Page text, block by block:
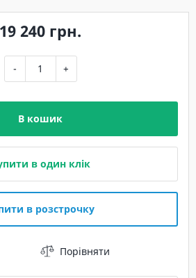
19 240 грн.
- +
В кошик
в один клік
в розстрочку
Порівняти